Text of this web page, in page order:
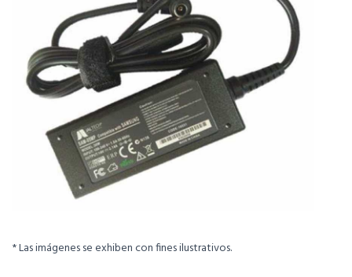
* Las imágenes se exhiben con fines ilustrativos.